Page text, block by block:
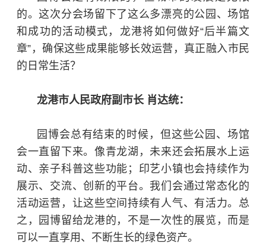
的。这次分会场留下了这么多漂亮的公园、场馆
和成功的活动模式，龙港将如何做好“后半篇文
章”，确保这些成果能够长效运营，真正融入市民
的日常生活？
龙港市人民政府副市长 肖达统：
园博会总有结束的时候，但这些公园、场馆
会一直留下来。像青龙湖，未来还会拓展水上运
动、亲子科普这些功能；印艺小镇也会持续作为
展示、交流、创新的平台。我们会通过常态化的
活动运营，让这些空间持续有人气、有活力。总
之，园博留给龙港的，不是一次性的展览，而是
可以一直享用、不断生长的绿色资产。